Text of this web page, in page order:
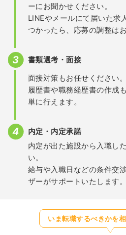
ーにお聞かせください。
LINEやメールにて届いた求
つかったら、応募の調整は
書類選考・面接
面接対策もお任せください。
履歴書や職務経歴書の作成
単に行えます。
内定・内定承諾
内定が出た施設から入職し
い。
給与や入職日などの条件交
ザーがサポートいたします。
いま転職するべきかを